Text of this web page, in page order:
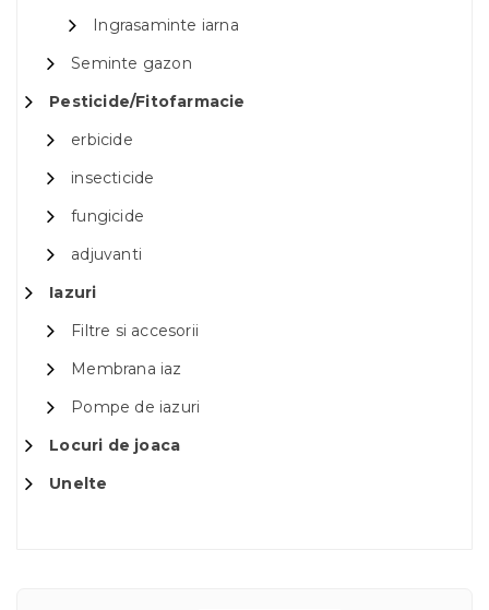
Ingrasaminte iarna
Seminte gazon
Pesticide/Fitofarmacie
erbicide
insecticide
fungicide
adjuvanti
Iazuri
Filtre si accesorii
Membrana iaz
Pompe de iazuri
Locuri de joaca
Unelte